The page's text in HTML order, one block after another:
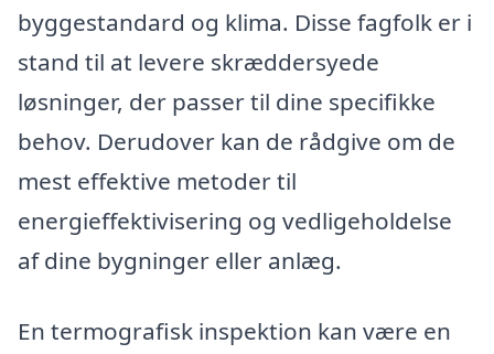
byggestandard og klima. Disse fagfolk er i
stand til at levere skræddersyede
løsninger, der passer til dine specifikke
behov. Derudover kan de rådgive om de
mest effektive metoder til
energieffektivisering og vedligeholdelse
af dine bygninger eller anlæg.
En termografisk inspektion kan være en